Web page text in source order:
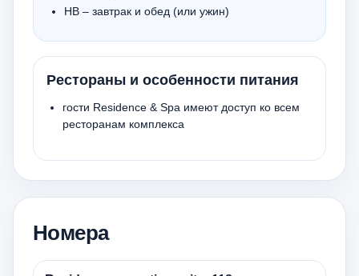
HB – завтрак и обед (или ужин)
Рестораны и особенности питания
гости Residence & Spa имеют доступ ко всем
ресторанам комплекса
Номера